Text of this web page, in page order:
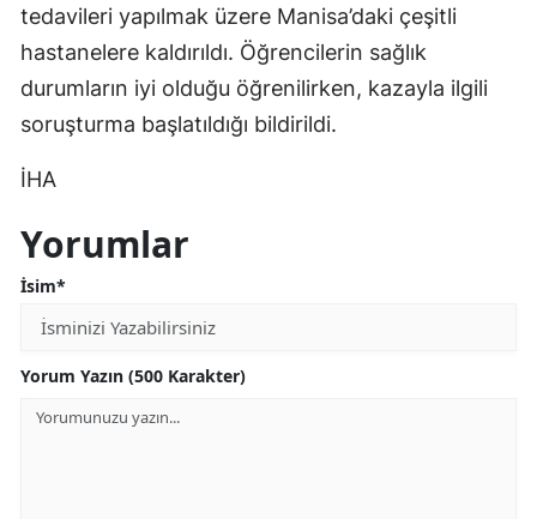
tedavileri yapılmak üzere Manisa’daki çeşitli
hastanelere kaldırıldı. Öğrencilerin sağlık
durumların iyi olduğu öğrenilirken, kazayla ilgili
soruşturma başlatıldığı bildirildi.
İHA
Yorumlar
İsim*
Yorum Yazın (500 Karakter)